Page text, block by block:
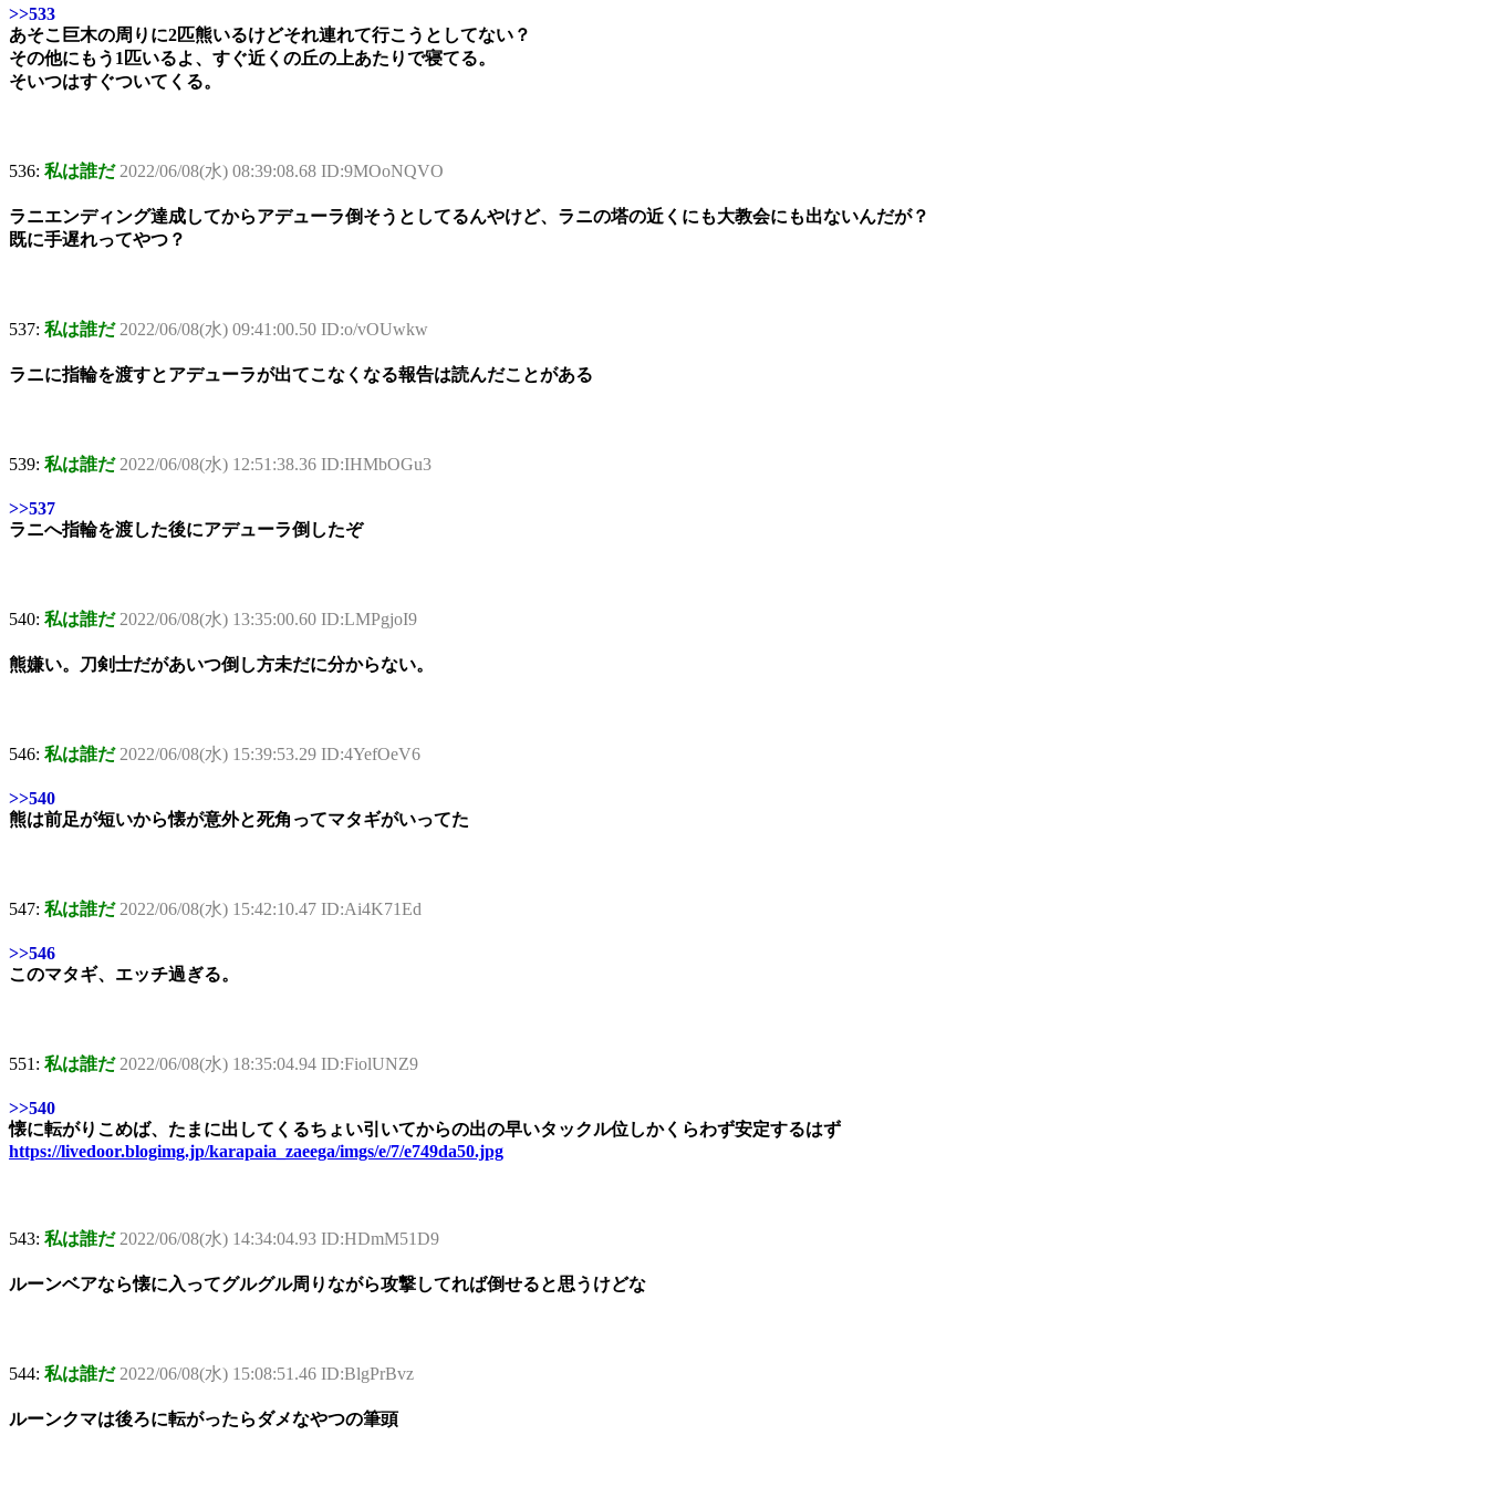
>>533
あそこ巨木の周りに2匹熊いるけどそれ連れて行こうとしてない？
その他にもう1匹いるよ、すぐ近くの丘の上あたりで寝てる。
そいつはすぐついてくる。
536: 私は誰だ 2022/06/08(水) 08:39:08.68 ID:9MOoNQVO
ラニエンディング達成してからアデューラ倒そうとしてるんやけど、ラニの塔の近くにも大教会にも出ないんだが？
既に手遅れってやつ？
537: 私は誰だ 2022/06/08(水) 09:41:00.50 ID:o/vOUwkw
ラニに指輪を渡すとアデューラが出てこなくなる報告は読んだことがある
539: 私は誰だ 2022/06/08(水) 12:51:38.36 ID:IHMbOGu3
>>537
ラニへ指輪を渡した後にアデューラ倒したぞ
540: 私は誰だ 2022/06/08(水) 13:35:00.60 ID:LMPgjoI9
熊嫌い。刀剣士だがあいつ倒し方未だに分からない。
546: 私は誰だ 2022/06/08(水) 15:39:53.29 ID:4YefOeV6
>>540
熊は前足が短いから懐が意外と死角ってマタギがいってた
547: 私は誰だ 2022/06/08(水) 15:42:10.47 ID:Ai4K71Ed
>>546
このマタギ、エッチ過ぎる。
551: 私は誰だ 2022/06/08(水) 18:35:04.94 ID:FiolUNZ9
>>540
懐に転がりこめば、たまに出してくるちょい引いてからの出の早いタックル位しかくらわず安定するはず
https://livedoor.blogimg.jp/karapaia_zaeega/imgs/e/7/e749da50.jpg
543: 私は誰だ 2022/06/08(水) 14:34:04.93 ID:HDmM51D9
ルーンベアなら懐に入ってグルグル周りながら攻撃してれば倒せると思うけどな
544: 私は誰だ 2022/06/08(水) 15:08:51.46 ID:BlgPrBvz
ルーンクマは後ろに転がったらダメなやつの筆頭